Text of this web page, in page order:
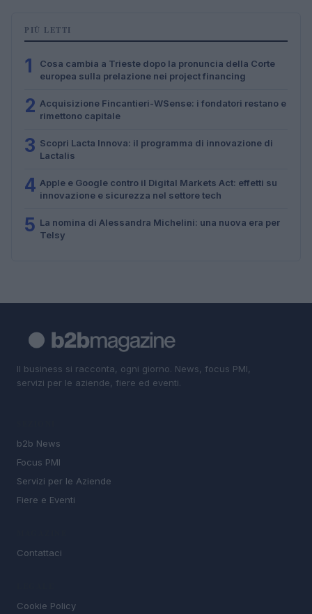
PIÙ LETTI
1
Cosa cambia a Trieste dopo la pronuncia della Corte
europea sulla prelazione nei project financing
2 Acquisizione Fincantieri-WSense: i fondatori restano e
rimettono capitale
3 Scopri Lacta Innova: il programma di innovazione di
Lactalis
4 Apple e Google contro il Digital Markets Act: effetti su
innovazione e sicurezza nel settore tech
5 La nomina di Alessandra Michelini: una nuova era per
Telsy
Il business si racconta, ogni giorno. News, focus PMI,
servizi per le aziende, fiere ed eventi.
b2b News
Focus PMI
Servizi per le Aziende
Fiere e Eventi
Contattaci
Cookie Policy